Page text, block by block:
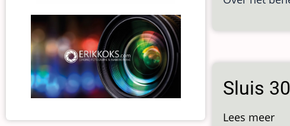
de
Sluis
Lees meerover